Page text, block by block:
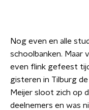
Nog even en alle
schoolbanken. Maar
even flink gefeest
gisteren in Tilburg
Meijer sloot zich op
deelnemers en was